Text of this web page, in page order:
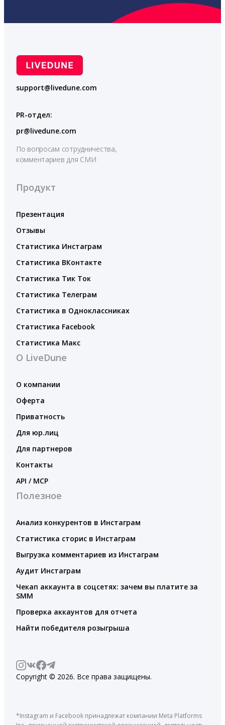
support@livedune.com
PR-отдел:
pr@livedune.com
По вопросам сотрудничества,
комментариев для СМИ
Продукт
Презентация
Отзывы
Статистика Инстаграм
Статистика ВКонтакте
Статистика Тик Ток
Статистика Телеграм
Статистика в Одноклассниках
Статистика Facebook
Статистика Макс
О LiveDune
О компании
Оферта
Приватность
Для юр.лиц
Для партнеров
Контакты
API / MCP
Полезное
Анализ конкурентов в Инстаграм
Статистика сторис в Инстаграм
Выгрузка комментариев из Инстаграм
Аудит Инстаграм
Чекап аккаунта в соцсетях: зачем вы платите за
SMM
Проверка аккаунтов для отчета
Найти победителя розыгрыша
Copyright © 2026. Все права защищены.
*Instagram и Facebook принадлежат компании Meta Platforms